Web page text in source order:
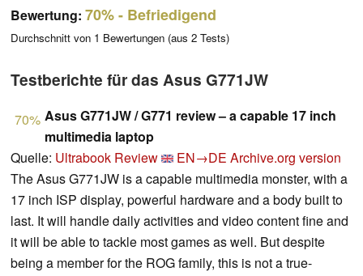
Bewertung: 70%- Befriedigend
Durchschnitt von 1 Bewertungen (aus 2 Tests)
Testberichte für das Asus G771JW
70% Asus G771JW / G771 review – a capable 17 inch
multimedia laptop
Quelle: Ultrabook Review EN→DE Archive.org version
The Asus G771JW is a capable multimedia monster, with a
17 inch ISP display, powerful hardware and a body built to
last. It will handle daily activities and video content fine and
it will be able to tackle most games as well. But despite
being a member for the ROG family, this is not a true-